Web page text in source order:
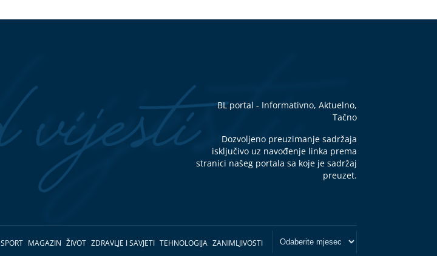
BL portal - Informativno, Aktuelno,
Tačno
Dozvoljeno preuzimanje sadržaja
isključivo uz navođenje linka prema
stranici našeg portala sa koje je sadržaj
preuzet.
SPORT MAGAZIN ŽIVOT ZDRAVLJE I SAVJETI TEHNOLOGIJA ZANIMLJIVOSTI